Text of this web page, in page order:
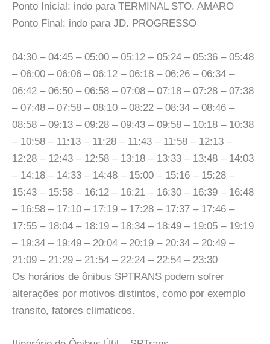
Ponto Inicial: indo para TERMINAL STO. AMARO
Ponto Final: indo para JD. PROGRESSO
04:30 – 04:45 – 05:00 – 05:12 – 05:24 – 05:36 – 05:48
– 06:00 – 06:06 – 06:12 – 06:18 – 06:26 – 06:34 –
06:42 – 06:50 – 06:58 – 07:08 – 07:18 – 07:28 – 07:38
– 07:48 – 07:58 – 08:10 – 08:22 – 08:34 – 08:46 –
08:58 – 09:13 – 09:28 – 09:43 – 09:58 – 10:18 – 10:38
– 10:58 – 11:13 – 11:28 – 11:43 – 11:58 – 12:13 –
12:28 – 12:43 – 12:58 – 13:18 – 13:33 – 13:48 – 14:03
– 14:18 – 14:33 – 14:48 – 15:00 – 15:16 – 15:28 –
15:43 – 15:58 – 16:12 – 16:21 – 16:30 – 16:39 – 16:48
– 16:58 – 17:10 – 17:19 – 17:28 – 17:37 – 17:46 –
17:55 – 18:04 – 18:19 – 18:34 – 18:49 – 19:05 – 19:19
– 19:34 – 19:49 – 20:04 – 20:19 – 20:34 – 20:49 –
21:09 – 21:29 – 21:54 – 22:24 – 22:54 – 23:30
Os horários de ônibus SPTRANS podem sofrer
alterações por motivos distintos, como por exemplo
transito, fatores climaticos.